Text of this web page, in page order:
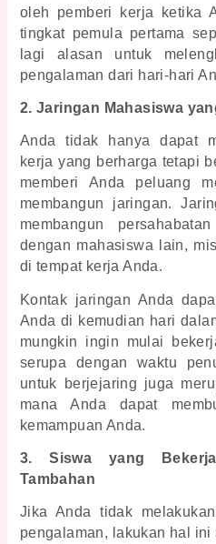
oleh pemberi kerja ketika
tingkat pemula pertama
lagi alasan untuk
pengalaman dari hari-hari
2. Jaringan Mahasiswa
Anda tidak hanya dapat
kerja yang berharga tetapi
memberi Anda peluang
membangun jaringan.
membangun
dengan mahasiswa lain,
di tempat kerja Anda.
Kontak jaringan Anda
Anda di kemudian hari
mungkin ingin mulai
serupa dengan waktu
untuk berjejaring juga
mana Anda dapat
kemampuan Anda.
3. Siswa yang
Tambahan
Jika Anda tidak
pengalaman, lakukan hal